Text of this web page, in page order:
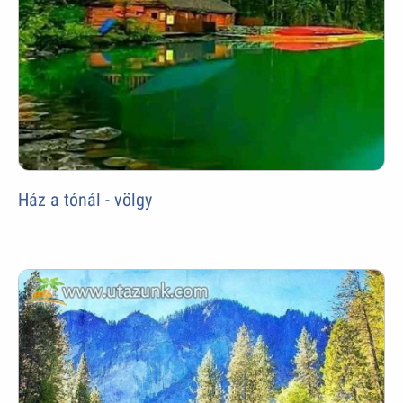
Ház a tónál - völgy